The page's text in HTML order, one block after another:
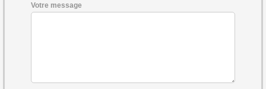
Votre message